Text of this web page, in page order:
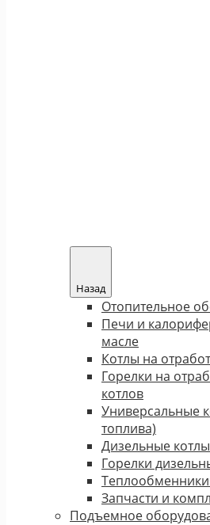
Назад
Отопительное
Печи и
масле
Котлы на
Горелки на
котлов
Универсальные
топлива)
Дизельные котлы
Горелки
Запчасти и
Подъемное